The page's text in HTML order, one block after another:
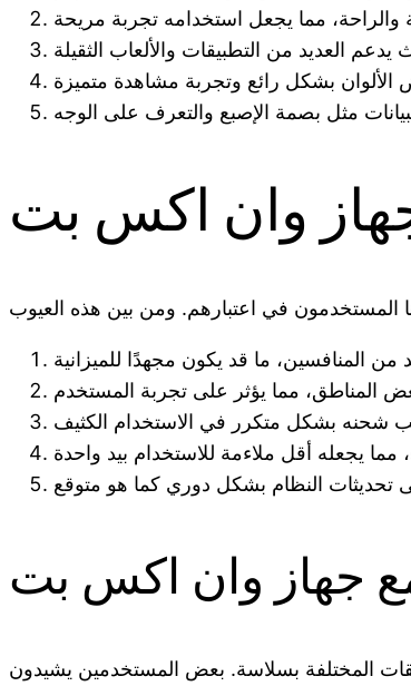
وان اكس بت
جهاز وان اكس بت
المختلفة بسلاسة. بعض المستخدمين يشيدون